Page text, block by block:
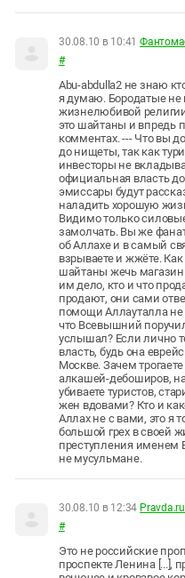
30.08.10 в 10:41
#
Abu-abdulla2 не знаю
я думаю. Бородатые не
жизнелюбивой
это шайтаны и впредь
комментах. --- Что вы
до нищеты, так как
инвесторы не
официальная власть
эмиссары будут
наладить хорошую
Видимо только
замолчать. Вы же
об Аллахе и в самый
взрываете и жжёте.
шайтаны жечь
им дело, кто и что
продают, они сами
помощи Аллауталла не
что Всевышний
услышал? Если лично
власть, будь она
Москве. Зачем
алкашей-дебоширов,
убиваете туристов,
жен вдовами? Кто и
Аллах не с вами, это я
большой грех в своей
преступления именем
не мусульмане.
30.08.10 в 12:34 Pravda.ru
#
Это не российские
проспекте Ленина [...],